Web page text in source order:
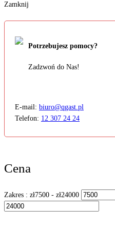
Zamknij
Potrzebujesz pomocy?
Zadzwoń do Nas!
E-mail: biuro@qgast.pl
Telefon: 12 307 24 24
Cena
Zakres : zł7500 - zł24000